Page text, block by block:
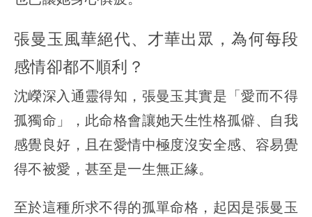
張曼玉風華絕代、才華出眾，為何每段
感情卻都不順利？
沈嶸深入通靈得知，張曼玉其實是「愛而不得
孤獨命」，此命格會讓她天生性格孤僻、自我
感覺良好，且在愛情中極度沒安全感、容易覺
得不被愛，甚至是一生無正緣。
至於這種所求不得的孤單命格，起因是張曼玉